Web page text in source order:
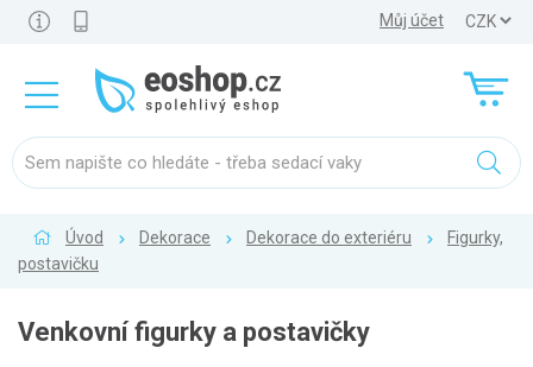
Můj účet
Úvod Dekorace Dekorace do exteriéru
Figurky,
postavičku
Venkovní figurky a postavičky